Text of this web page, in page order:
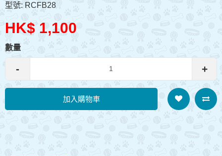
型號: RCFB28
HK$ 1,100
數量
+
-
加入購物車